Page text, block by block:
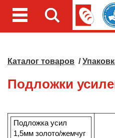
Каталог товаров /
Подложки
Подложка усил
1,5мм золото/жемчуг